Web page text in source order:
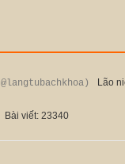
Lão
Bài viết: 23340